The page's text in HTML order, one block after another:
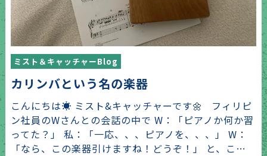
ミスト＆キャッチャーBlog
カリンバという名の楽器
こんにちは☀️ ミスト&キャッチャーです🌼 フィリピ
ン社員のWさんとの会話の中で W：「ピアノか何か習
ってた？」 私：「一応、、、ピアノを、、、」 W：
「なら、この楽器引けますね！どうぞ！」 と、こ…